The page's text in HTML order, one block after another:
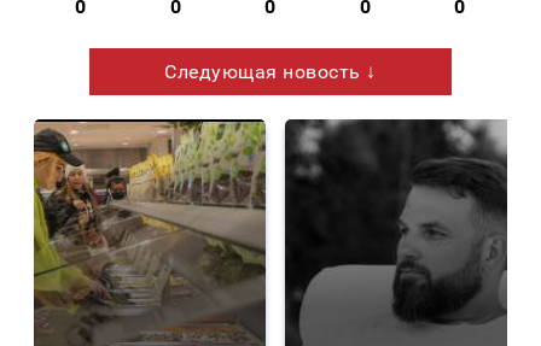
0 0 0 0 0
Следующая новость ↓